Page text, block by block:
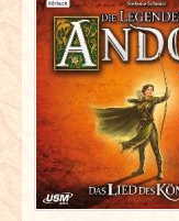
INTERVIEWS
SPECIALS
REDAKTION
LINKS